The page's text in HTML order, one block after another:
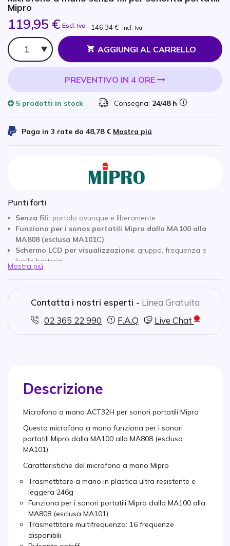
Mipro
119,95 € Escl. Iva 146,34 € Incl. Iva
Qtà
AGGIUNGI AL CARRELLO
PREVENTIVO IN 4 ORE
5 prodotti in stock Consegna: 24/48 h
Paga in 3 rate da 48,78 € Mostra piú
Punti forti
Senza fili: portalo ovunque e liberamente
Funziona per i sonos portatili Mipro dalla MA100 alla
MA808 (esclusa MA101C)
Schermo LCD per visualizzazione: gruppo, frequenza e
livello batteria
Batterie non fornite
Mostra piú
Contatta i nostri esperti - Linea Gratuita
02 365 22 990
F.A.Q Live Chat
Descrizione
Microfono a mano ACT32H per sonori portatili Mipro
Questo microfono a mano funziona per i sonori
portatili Mipro dalla MA100 alla MA808 (esclusa
MA101).
Caratteristiche del microfono a mano Mipro
Trasmettitore a mano in plastica ultra resistente e
leggera 246g
Funziona per i sonori portatili Mipro dalla MA100 alla
MA808 (esclusa MA101)
Trasmettitore multifrequenza: 16 frequenze
disponibili